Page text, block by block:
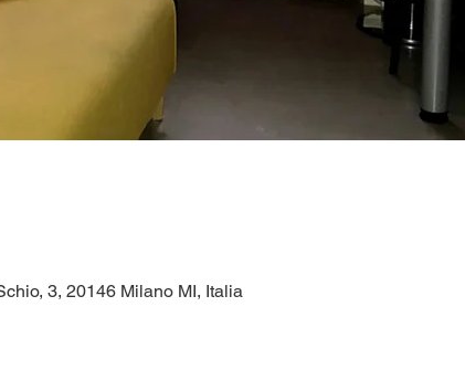
3, 20146 Milano MI, Italia